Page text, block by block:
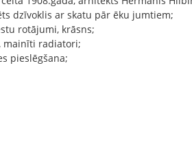
dzīvoklis ar skatu pār ēku jumtiem;
rotājumi, krāsns;
mainīti radiatori;
pieslēgšana;